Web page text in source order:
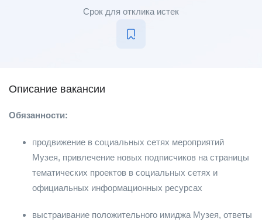
Срок для отклика истек
Описание вакансии
Обязанности:
продвижение в социальных сетях мероприятий
Музея, привлечение новых подписчиков на страницы
тематических проектов в социальных сетях и
официальных информационных ресурсах
выстраивание положительного имиджа Музея, ответы